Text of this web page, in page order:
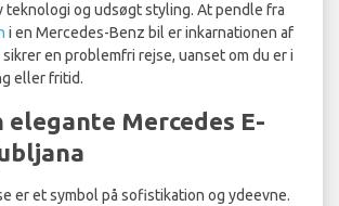
teknologi og udsøgt styling. At pendle fra
i en Mercedes-Benz bil er inkarnationen af
en problemfri rejse, uanset om du er i
eller fritid.
elegante Mercedes E-
er et symbol på sofistikation og ydeevne.